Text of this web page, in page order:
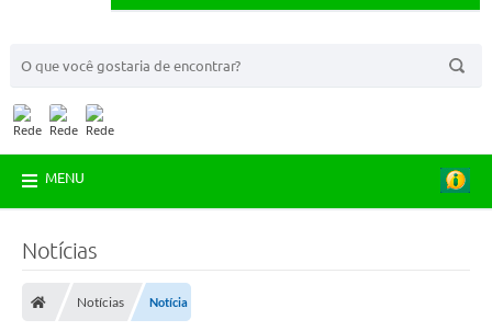
MENU
Notícias
Notícias Notícia